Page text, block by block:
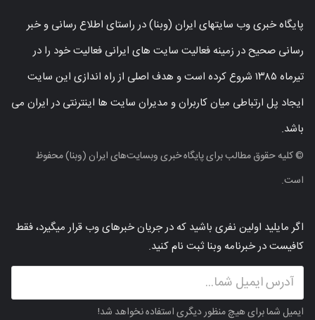
پایگاه خبری وب سایتهای ایران (وبنا) در راستای اطلاع رسانی و خبر
رسانی صحیح در زمینه فعالیت سایت های ایرانی فعالیت خود را در
تیرماه ۱۳۸۵ شروع کرده است و هدف اصلی از راه اندازی این سایت
ایجاد پل ارتباطی میان کاربران و مدیران سایت ها اینترنتی در ایران می
باشد.
© کلیه حقوق مطالب برای پایگاه خبری وبسایت‌های ایران (وبنا) محفوظ
است.
اگر مایلید اولین نفری باشید که در جریان خبرهای وب قرار میگیرد، فقط
کافیست در خبرنامه وبنا ثبت نام کنید.
ایمیل شما برای هیچ منظور دیگری استفاده نخواهد شد!